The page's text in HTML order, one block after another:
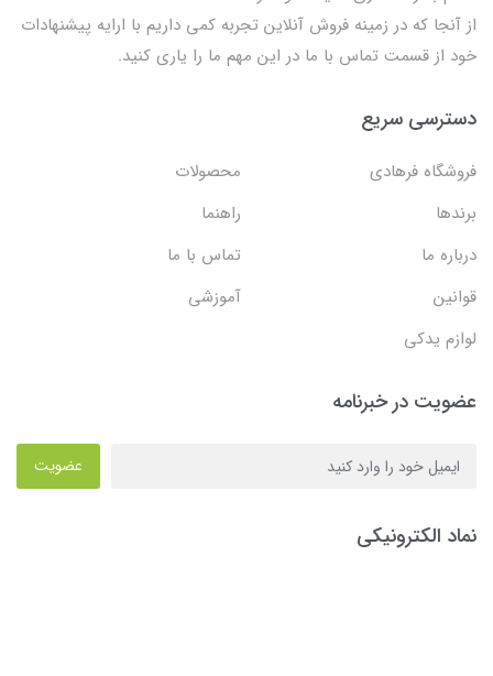
از آنجا که در زمینه فروش آنلاین تجربه کمی داریم با ارایه پیشنهادات
خود از قسمت تماس با ما در این مهم ما را یاری کنید.
دسترسی سریع
فروشگاه فرهادی
محصولات
برندها
راهنما
درباره ما
تماس با ما
قوانین
آموزشی
لوازم یدکی
عضویت در خبرنامه
عضویت
نماد الکترونیکی